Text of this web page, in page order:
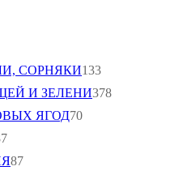
СОРНЯКИ133
И ЗЕЛЕНИ378
ЯГОД70
87